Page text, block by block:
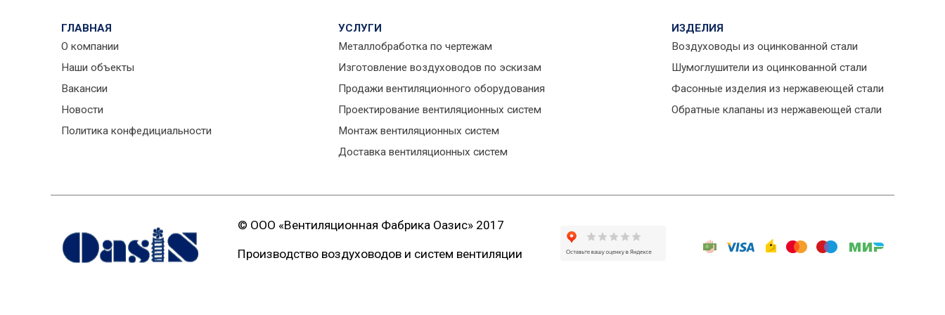
ГЛАВНАЯ
О компании
Наши объекты
Вакансии
Новости
Политика конфедициальности
УСЛУГИ
Металлобработка по чертежам
Изготовление воздуховодов по эскизам
Продажи вентиляционного оборудования
Проектирование вентиляционных систем
Монтаж вентиляционных систем
Доставка вентиляционных систем
ИЗДЕЛИЯ
Воздуховоды из оцинкованной стали
Шумоглушители из оцинкованной стали
Фасонные изделия из нержавеющей стали
Обратные клапаны из нержавеющей стали
© ООО «Вентиляционная Фабрика Оазис» 2017
Производство воздуховодов и систем вентиляции